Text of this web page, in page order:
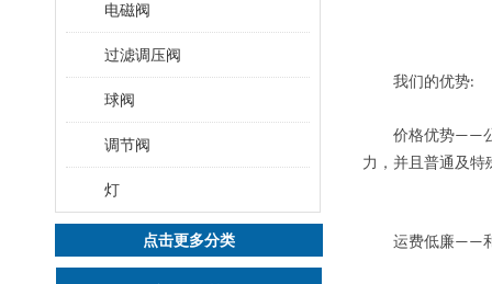
电磁阀
过滤调压阀
球阀
调节阀
灯
点击更多分类
我们的优势:
价格优势——
力，并且普通及特
运费低廉——